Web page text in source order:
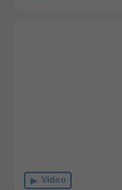
Video